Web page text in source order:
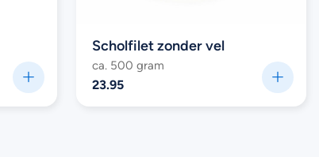
Scholfilet zonder vel
ca. 500 gram
23.95